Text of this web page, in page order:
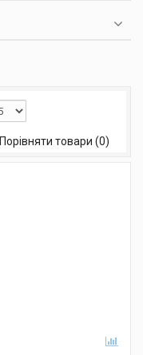
Порівняти товари (0)